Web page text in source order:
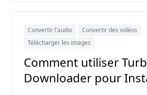
Convertir l'audio
Convertir des vidéos
Télécharger les images
Comment utiliser
Downloader pour